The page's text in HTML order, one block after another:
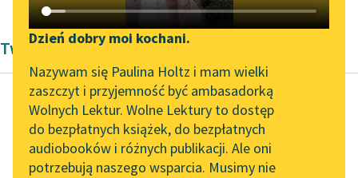
Katalog DAISY
Podkasty o książkach
Zgłoś brak utworu
Aktualności
„Prokurator Alicja Horn”
do słuchania
Byliśmy częścią AI Impact
Lab
Narzędzia
Mapa Wolnych Lektur
Leśmianator
Przewodnik dla piszących i
Dzień dobry moi kochani.
Nazywam się Paulina Holtz i mam wielki
zaszczyt i przyjemność być ambasadorką
Wolnych Lektur. Wolne Lektury to dostęp
do bezpłatnych książek, do bezpłatnych
audiobooków i różnych publikacji. Ale oni
potrzebują naszego wsparcia. Musimy nie
Twórczość Justyny Budzińskiej-Tylickiej
Justyna Budzińska-Tylicka
Świadome
macierzyństwo